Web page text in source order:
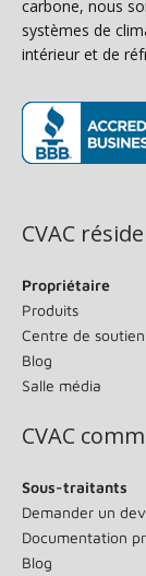
carbone, nous
systèmes de
intérieur et de
CVAC
Propriétaire
Produits
Centre de soutien
Blog
Salle média
CVAC
Sous-traitants
Demander un
Documentation
Blog